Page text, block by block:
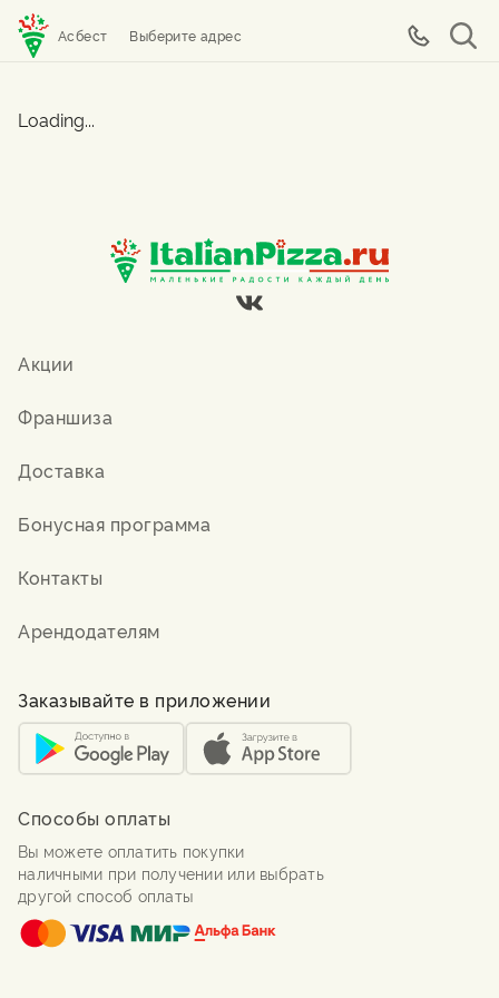
Асбест Выберите адрес
Loading...
Акции
Франшиза
Доставка
Бонусная программа
Контакты
Арендодателям
Заказывайте в приложении
Способы оплаты
Вы можете оплатить покупки
наличными при получении или выбрать
другой способ оплаты